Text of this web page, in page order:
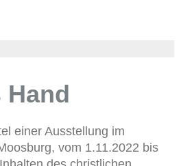
Hand
einer Ausstellung im
vom 1.11.2022 bis